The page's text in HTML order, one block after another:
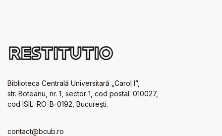
Biblioteca Centrală Universitară „Carol I”,
str. Boteanu, nr. 1, sector 1, cod postal: 010027,
cod ISIL: RO-B-0192, Bucureşti.
contact@bcub.ro